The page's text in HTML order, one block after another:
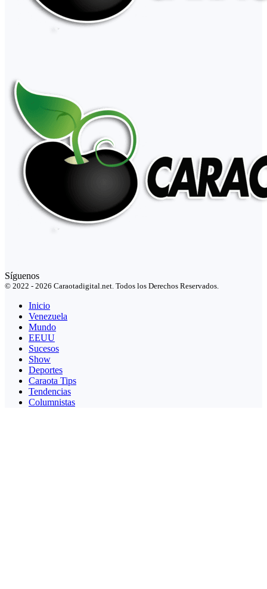
Síguenos
© 2022 - 2026 Caraotadigital.net. Todos los Derechos Reservados.
Inicio
Venezuela
Mundo
EEUU
Sucesos
Show
Deportes
Caraota Tips
Tendencias
Columnistas